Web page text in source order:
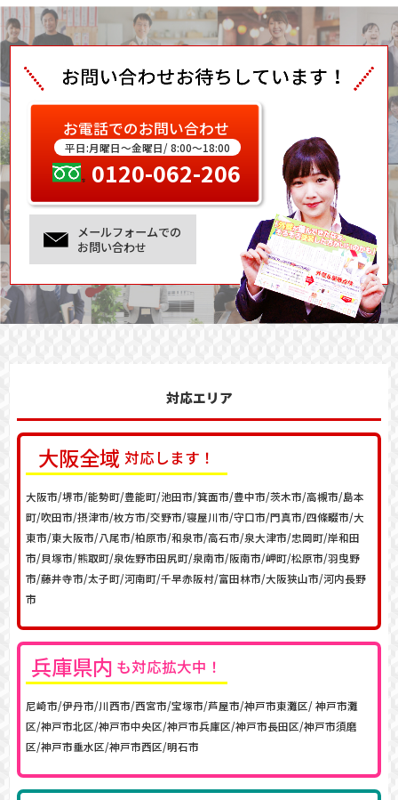
お電話でのお問い合わせ
平日:月曜日～金曜日/ 8:00～18:00
0120-062-206
メールフォームでの
お問い合わせ
対応エリア
大阪全域 対応します！
大阪市/堺市/能勢町/豊能町/池田市/箕面市/豊中市/茨木市/高槻市/島本
町/吹田市/摂津市/枚方市/交野市/寝屋川市/守口市/門真市/四條畷市/大
東市/東大阪市/八尾市/柏原市/和泉市/高石市/泉大津市/忠岡町/岸和田
市/貝塚市/熊取町/泉佐野市田尻町/泉南市/阪南市/岬町/松原市/羽曳野
市/藤井寺市/太子町/河南町/千早赤阪村/富田林市/大阪狭山市/河内長野
市
兵庫県内 も対応拡大中！
尼崎市/伊丹市/川西市/西宮市/宝塚市/芦屋市/神戸市東灘区/ 神戸市灘
区/神戸市北区/神戸市中央区/神戸市兵庫区/神戸市長田区/神戸市須磨
区/神戸市垂水区/神戸市西区/明石市